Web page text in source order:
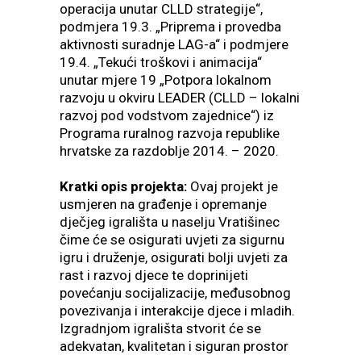
operacija unutar CLLD strategije“,
podmjera 19.3. „Priprema i provedba
aktivnosti suradnje LAG-a“ i podmjere
19.4. „Tekući troškovi i animacija“
unutar mjere 19 „Potpora lokalnom
razvoju u okviru LEADER (CLLD – lokalni
razvoj pod vodstvom zajednice“) iz
Programa ruralnog razvoja republike
hrvatske za razdoblje 2014. – 2020.
Kratki opis projekta: Ovaj projekt je
usmjeren na građenje i opremanje
dječjeg igrališta u naselju Vratišinec
čime će se osigurati uvjeti za sigurnu
igru i druženje, osigurati bolji uvjeti za
rast i razvoj djece te doprinijeti
povećanju socijalizacije, međusobnog
povezivanja i interakcije djece i mladih.
Izgradnjom igrališta stvorit će se
adekvatan, kvalitetan i siguran prostor